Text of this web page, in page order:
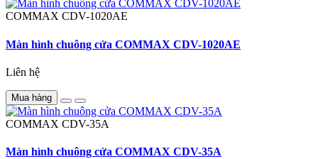
COMMAX CDV-1020AE
Màn hình chuông cửa COMMAX CDV-1020AE
Liên hệ
Mua hàng
COMMAX CDV-35A
Màn hình chuông cửa COMMAX CDV-35A